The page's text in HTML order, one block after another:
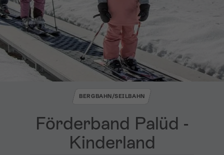
Förderband Palüd ​-​
Kinderland
BERGBAHN/SEILBAHN